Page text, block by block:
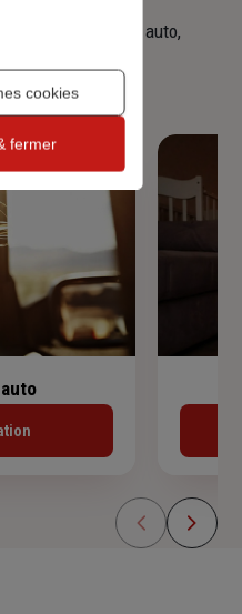
d'assurance, auto,
cookies
fermer